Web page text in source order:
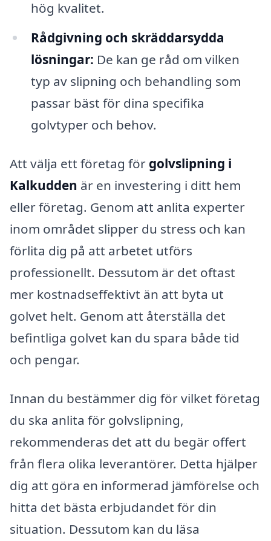
hög kvalitet.
Rådgivning och skräddarsydda
lösningar: De kan ge råd om vilken
typ av slipning och behandling som
passar bäst för dina specifika
golvtyper och behov.
Att välja ett företag för golvslipning i
Kalkudden är en investering i ditt hem
eller företag. Genom att anlita experter
inom området slipper du stress och kan
förlita dig på att arbetet utförs
professionellt. Dessutom är det oftast
mer kostnadseffektivt än att byta ut
golvet helt. Genom att återställa det
befintliga golvet kan du spara både tid
och pengar.
Innan du bestämmer dig för vilket företag
du ska anlita för golvslipning,
rekommenderas det att du begär offert
från flera olika leverantörer. Detta hjälper
dig att göra en informerad jämförelse och
hitta det bästa erbjudandet för din
situation. Dessutom kan du läsa